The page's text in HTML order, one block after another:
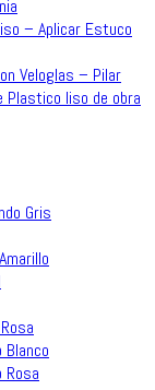
– Aplicar Estuco
Veloglas – Pilar
Plastico liso de obra
Gris
Blanco
Rosa